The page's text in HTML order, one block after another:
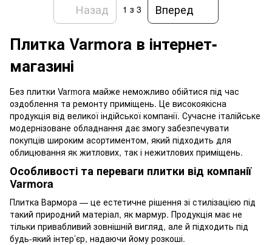
Назад 1 з 3 Вперед
Плитка Varmora в інтернет-
магазині
Без плитки Varmora майже неможливо обійтися під час
оздоблення та ремонту приміщень. Це високоякісна
продукція від великої індійської компанії. Сучасне італійське
модернізоване обладнання дає змогу забезпечувати
покупців широким асортиментом, який підходить для
облицювання як житлових, так і нежитлових приміщень.
Особливості та переваги плитки від компанії
Varmora
Плитка Вармора — це естетичне рішення зі стилізацією під
такий природний матеріал, як мармур. Продукція має не
тільки привабливий зовнішній вигляд, але й підходить під
будь-який інтер’єр, надаючи йому розкоші.